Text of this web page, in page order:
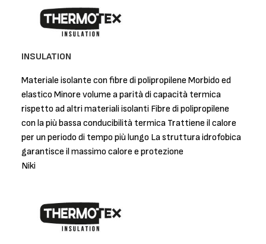
INSULATION
Materiale isolante con fibre di polipropilene Morbido ed
elastico Minore volume a parità di capacità termica
rispetto ad altri materiali isolanti Fibre di polipropilene
con la più bassa conducibilità termica Trattiene il calore
per un periodo di tempo più lungo La struttura idrofobica
garantisce il massimo calore e protezione
Niki